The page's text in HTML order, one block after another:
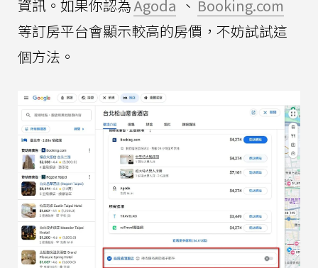
資訊。如果你認為Agoda 、 Booking.com
等訂房平台會顯示較高的房價，不妨試試這
個方法。